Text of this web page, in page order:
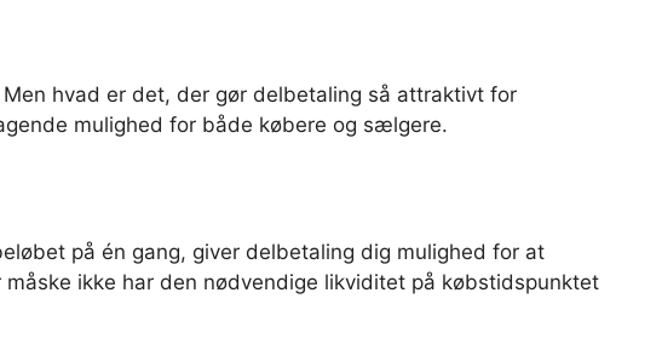
hvad er det, der gør delbetaling så attraktivt for
mulighed for både købere og sælgere.
på én gang, giver delbetaling dig mulighed for at
ikke har den nødvendige likviditet på købstidspunktet